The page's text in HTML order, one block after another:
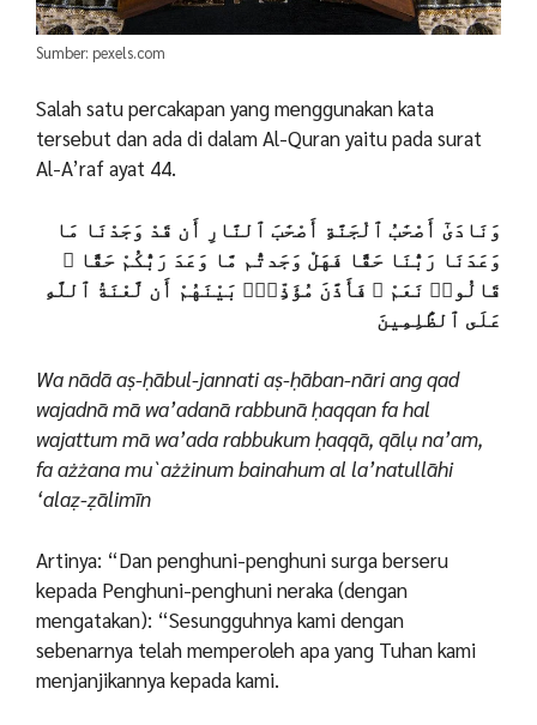
Sumber: pexels.com
Salah satu percakapan yang menggunakan kata
tersebut dan ada di dalam Al-Quran yaitu pada surat
Al-A’raf ayat 44.
وَنَادَىٰٓ أَصْحَٰبُ ٱلْجَنَّةِ أَصْحَٰبَ ٱلنَّارِ أَن قَدْ وَجَدْنَا مَا
وَعَدَنَا رَبُّنَا حَقًّا فَهَلْ وَجَدتُّم مَّا وَعَدَ رَبُّكُمْ حَقًّا ۖ
قَالُوا۟ نَعَمْ ۚ فَأَذَّنَ مُؤَذِّنٌۢ بَيْنَهُمْ أَن لَّعْنَةُ ٱللَّهِ
عَلَى ٱلظَّٰلِمِينَ
Wa nādā aṣ-ḥābul-jannati aṣ-ḥāban-nāri ang qad
wajadnā mā wa’adanā rabbunā ḥaqqan fa hal
wajattum mā wa’ada rabbukum ḥaqqā, qālụ na’am,
fa ażżana mu`ażżinum bainahum al la’natullāhi
‘alaẓ-ẓālimīn
Artinya: “Dan penghuni-penghuni surga berseru
kepada Penghuni-penghuni neraka (dengan
mengatakan): “Sesungguhnya kami dengan
sebenarnya telah memperoleh apa yang Tuhan kami
menjanjikannya kepada kami.